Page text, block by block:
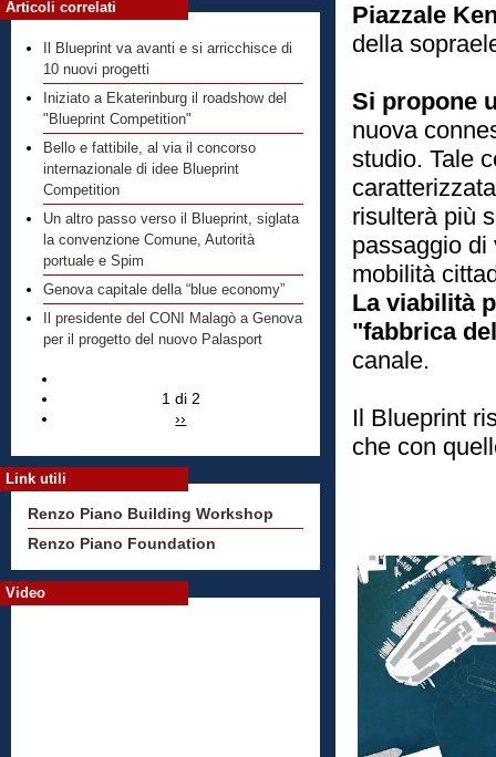
Articoli correlati
Il Blueprint va avanti e si arricchisce di
10 nuovi progetti
Iniziato a Ekaterinburg il roadshow del
"Blueprint Competition"
Bello e fattibile, al via il concorso
internazionale di idee Blueprint
Competition
Un altro passo verso il Blueprint, siglata
la convenzione Comune, Autorità
portuale e Spim
Genova capitale della “blue economy”
Il presidente del CONI Malagò a Genova
per il progetto del nuovo Palasport
1 di 2
››
Link utili
Renzo Piano Building Workshop
Renzo Piano Foundation
Video
Piazzale
della
Si propone
nuova
studio. Tale
risulterà più
passaggio di
mobilità
La viabilità
"fabbrica
canale.
Il Blueprint
che con